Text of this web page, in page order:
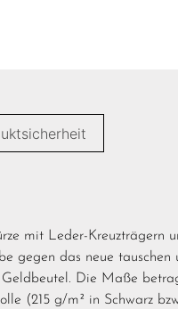
mit Leder-Kreuzträgern
gegen das neue tauschen
Geldbeutel. Die Maße
(215 g/m² in Schwarz